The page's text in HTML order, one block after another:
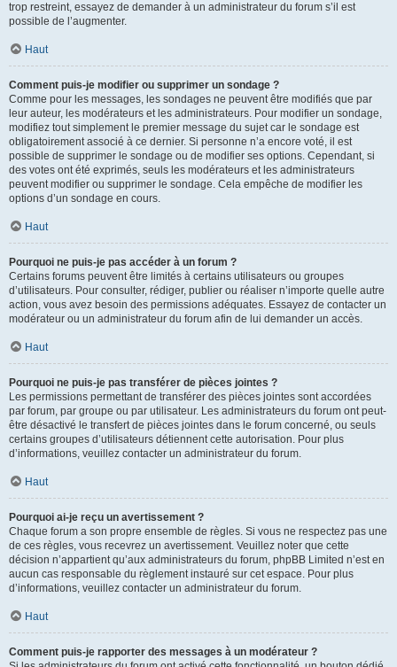
trop restreint, essayez de demander à un administrateur du forum s’il est
possible de l’augmenter.
Haut
Comment puis-je modifier ou supprimer un sondage ?
Comme pour les messages, les sondages ne peuvent être modifiés que par
leur auteur, les modérateurs et les administrateurs. Pour modifier un sondage,
modifiez tout simplement le premier message du sujet car le sondage est
obligatoirement associé à ce dernier. Si personne n’a encore voté, il est
possible de supprimer le sondage ou de modifier ses options. Cependant, si
des votes ont été exprimés, seuls les modérateurs et les administrateurs
peuvent modifier ou supprimer le sondage. Cela empêche de modifier les
options d’un sondage en cours.
Haut
Pourquoi ne puis-je pas accéder à un forum ?
Certains forums peuvent être limités à certains utilisateurs ou groupes
d’utilisateurs. Pour consulter, rédiger, publier ou réaliser n’importe quelle autre
action, vous avez besoin des permissions adéquates. Essayez de contacter un
modérateur ou un administrateur du forum afin de lui demander un accès.
Haut
Pourquoi ne puis-je pas transférer de pièces jointes ?
Les permissions permettant de transférer des pièces jointes sont accordées
par forum, par groupe ou par utilisateur. Les administrateurs du forum ont peut-
être désactivé le transfert de pièces jointes dans le forum concerné, ou seuls
certains groupes d’utilisateurs détiennent cette autorisation. Pour plus
d’informations, veuillez contacter un administrateur du forum.
Haut
Pourquoi ai-je reçu un avertissement ?
Chaque forum a son propre ensemble de règles. Si vous ne respectez pas une
de ces règles, vous recevrez un avertissement. Veuillez noter que cette
décision n’appartient qu’aux administrateurs du forum, phpBB Limited n’est en
aucun cas responsable du règlement instauré sur cet espace. Pour plus
d’informations, veuillez contacter un administrateur du forum.
Haut
Comment puis-je rapporter des messages à un modérateur ?